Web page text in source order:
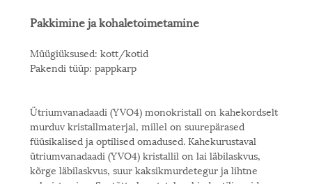
Pakkimine ja kohaletoimetamine
Müügiüksused: kott/kotid
Pakendi tüüp: pappkarp
Ütriumvanadaadi (YVO4) monokristall on kahekordselt
murduv kristallmaterjal, millel on suurepärased
füüsikalised ja optilised omadused. Kahekurustaval
ütriumvanadaadi (YVO4) kristallil on lai läbilaskvus,
kõrge läbilaskvus, suur kaksikmurdetegur ja lihtne